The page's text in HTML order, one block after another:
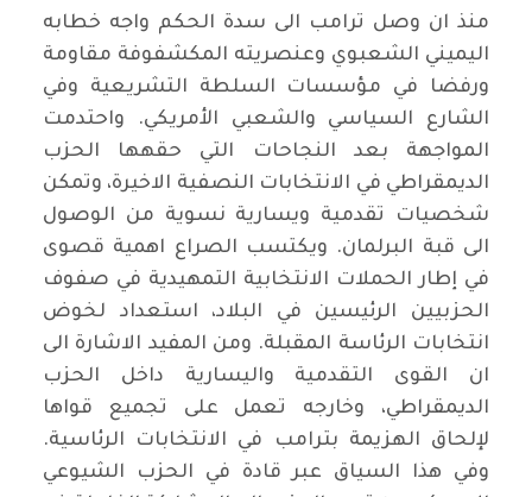
منذ ان وصل ترامب الى سدة الحكم واجه خطابه
اليميني الشعبوي وعنصريته المكشفوفة مقاومة
ورفضا في مؤسسات السلطة التشريعية وفي
الشارع السياسي والشعبي الأمريكي. واحتدمت
المواجهة بعد النجاحات التي حقهها الحزب
الديمقراطي في الانتخابات النصفية الاخيرة، وتمكن
شخصيات تقدمية ويسارية نسوية من الوصول
الى قبة البرلمان. ويكتسب الصراع اهمية قصوى
في إطار الحملات الانتخابية التمهيدية في صفوف
الحزبيين الرئيسين في البلاد، استعداد لخوض
انتخابات الرئاسة المقبلة. ومن المفيد الاشارة الى
ان القوى التقدمية واليسارية داخل الحزب
الديمقراطي، وخارجه تعمل على تجميع قواها
لإلحاق الهزيمة بترامب في الانتخابات الرئاسية.
وفي هذا السياق عبر قادة في الحزب الشيوعي